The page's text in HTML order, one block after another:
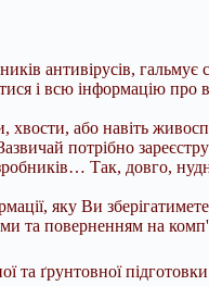
антивірусів,
і всю інформацію
хвости, або навіть
потрібно
Так, довго,
яку Ви
та поверненням на
та ґрунтовної